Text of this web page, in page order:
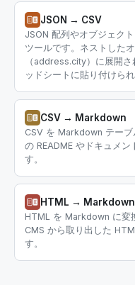
JSON → CSV
JSON 配列やオブジェク
ツールです。ネストした
（address.city）に展開
ッドシートに貼り付けられ
CSV → Markdown
CSV を Markdown テー
の README やドキュメ
す。
HTML → Markdown
HTML を Markdown に変
CMS から取り出した
す。